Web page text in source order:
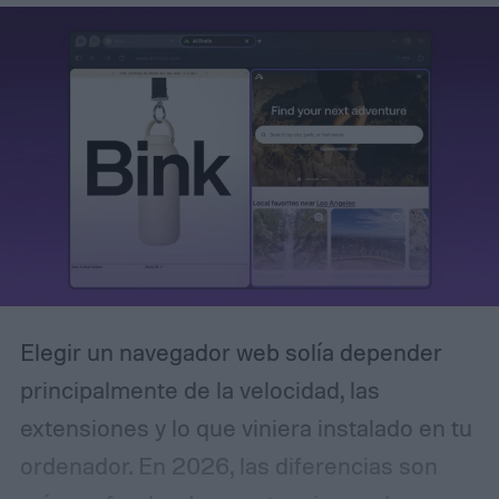
a menos que el usuario lo autorice
explícitamente.
Elegir un navegador web solía depender
principalmente de la velocidad, las
extensiones y lo que viniera instalado en tu
ordenador. En 2026, las diferencias son